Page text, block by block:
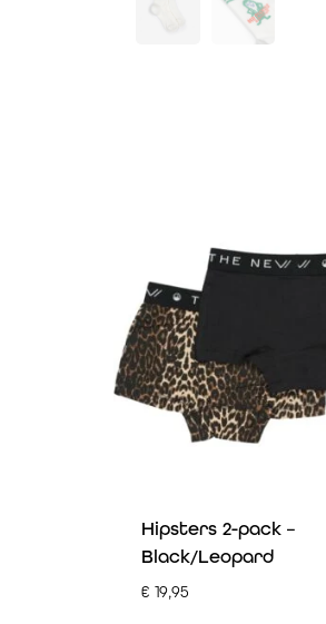
Hipsters 2-pack –
Black/Leopard
€ 19,95